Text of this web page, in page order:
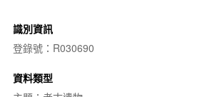
識別資訊
登錄號：R030690
資料類型